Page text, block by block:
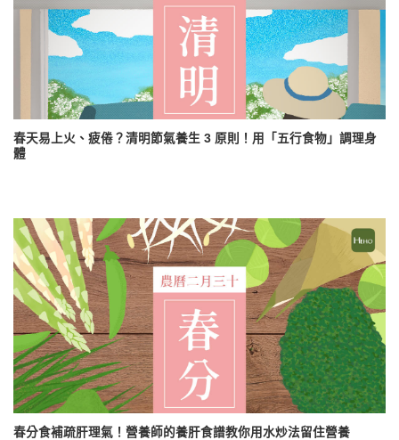
春天易上火、疲倦？清明節氣養生 3 原則！用「五行食物」調理身
體
春分食補疏肝理氣！營養師的養肝食譜教你用水炒法留住營養